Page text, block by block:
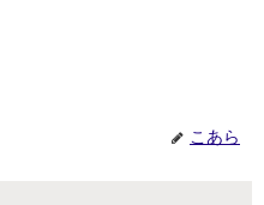
こあら